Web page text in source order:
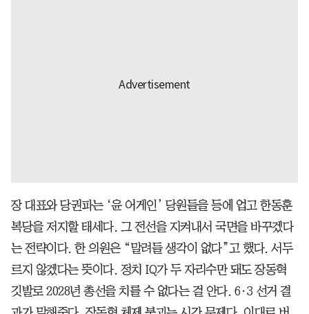
장 대표와 당권파는 ‘윤 어게인’ 당원들을 등에 업고 한동훈
복당을 저지할 태세다. 그 전선을 지켜내서 국면을 바꾸겠다
는 전략이다. 한 의원은 “말려들 생각이 없다”고 했다. 서두
르지 않겠다는 뜻이다. 정치 IQ가 두 자리수만 돼도 장동혁
깃발로 2028년 총선을 치를 수 없다는 걸 안다. 6·3 선거 결